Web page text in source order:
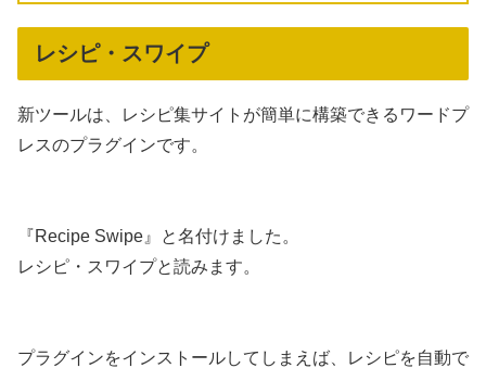
レシピ・スワイプ
新ツールは、レシピ集サイトが簡単に構築できるワードプ
レスのプラグインです。
『Recipe Swipe』と名付けました。
レシピ・スワイプと読みます。
プラグインをインストールしてしまえば、レシピを自動で